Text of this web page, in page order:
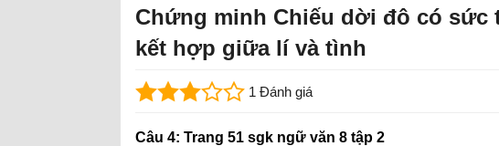
Chứng minh Chiếu dời đô có
kết hợp giữa lí và tình
1 Đánh giá
Câu 4: Trang 51 sgk ngữ văn 8 tập 2